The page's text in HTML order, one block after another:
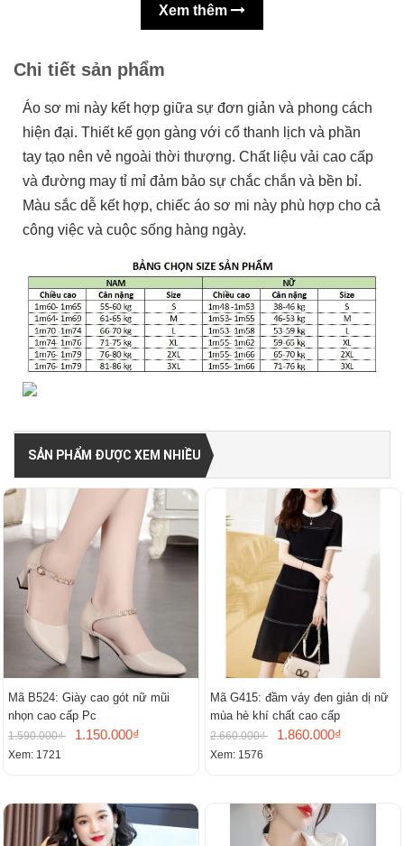
Xem thêm
Chi tiết sản phẩm
Áo sơ mi này kết hợp giữa sự đơn giản và phong cách
hiện đại. Thiết kế gọn gàng với cổ thanh lịch và phần
tay tạo nên vẻ ngoài thời thượng. Chất liệu vải cao cấp
và đường may tỉ mỉ đảm bảo sự chắc chắn và bền bỉ.
Màu sắc dễ kết hợp, chiếc áo sơ mi này phù hợp cho cả
công việc và cuộc sống hàng ngày.
SẢN PHẨM ĐƯỢC XEM NHIỀU
Mã B524: Giày cao gót nữ mũi
nhọn cao cấp Pc
1.590.000₫ 1.150.000₫
Xem: 1721
Mã G415: đầm váy đen giản dị nữ
mùa hè khí chất cao cấp
2.660.000₫ 1.860.000₫
Xem: 1576